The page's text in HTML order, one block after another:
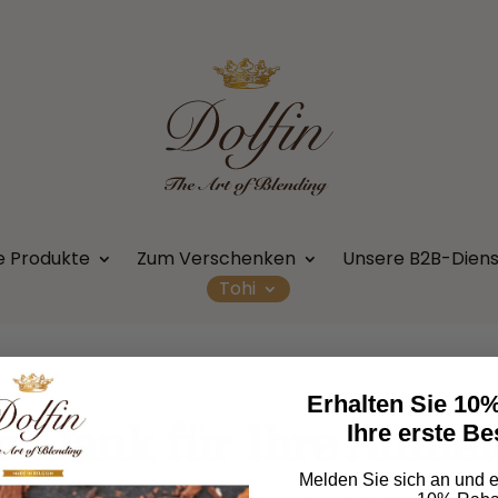
Produkte Zum Verschenken Unsere B2B-
Tohi
Dank für Ihre
Erhalten Sie
Ihre erste
Melden Sie sich an und